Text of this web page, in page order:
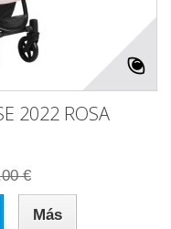
2022 ROSA
€
Más